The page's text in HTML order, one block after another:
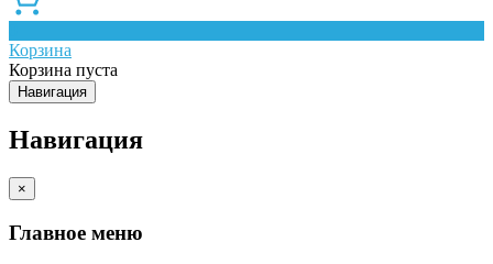
Корзина
Корзина пуста
Навигация
Навигация
×
Главное меню